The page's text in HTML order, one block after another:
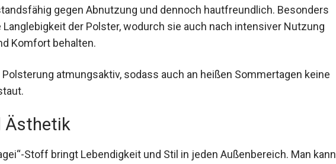
gegen Abnutzung und dennoch hautfreundlich. Besonders
der Polster, wodurch sie auch nach intensiver Nutzung
Komfort behalten.
atmungsaktiv, sodass auch an heißen Sommertagen keine
Ästhetik
Stoff bringt Lebendigkeit und Stil in jeden Außenbereich. Man kann